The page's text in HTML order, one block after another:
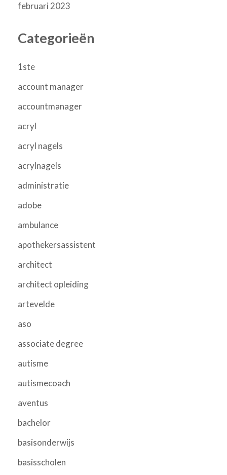
februari 2023
Categorieën
1ste
account manager
accountmanager
acryl
acryl nagels
acrylnagels
administratie
adobe
ambulance
apothekersassistent
architect
architect opleiding
artevelde
aso
associate degree
autisme
autismecoach
aventus
bachelor
basisonderwijs
basisscholen